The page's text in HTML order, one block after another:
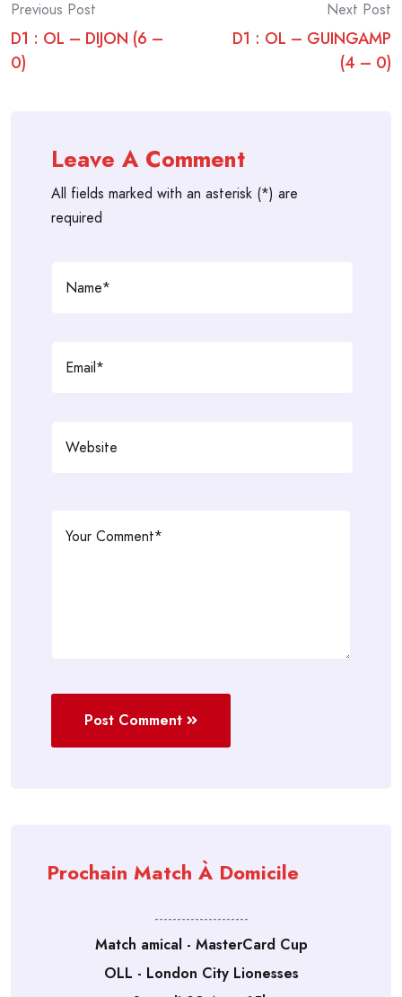
Post
navigation
Previous Post
D1 : OL – DIJON (6 –
0)
Next Post
D1 : OL – GUINGAMP
(4 – 0)
Leave A Comment
All fields marked with an asterisk (*) are
required
Post Comment
Prochain Match À Domicile
---------------------
Match amical - MasterCard Cup
OLL - London City Lionesses